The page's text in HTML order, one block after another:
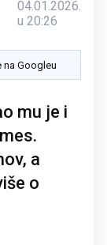
04.01.2026.
u 20:26
na Googleu
mu je i
a
o